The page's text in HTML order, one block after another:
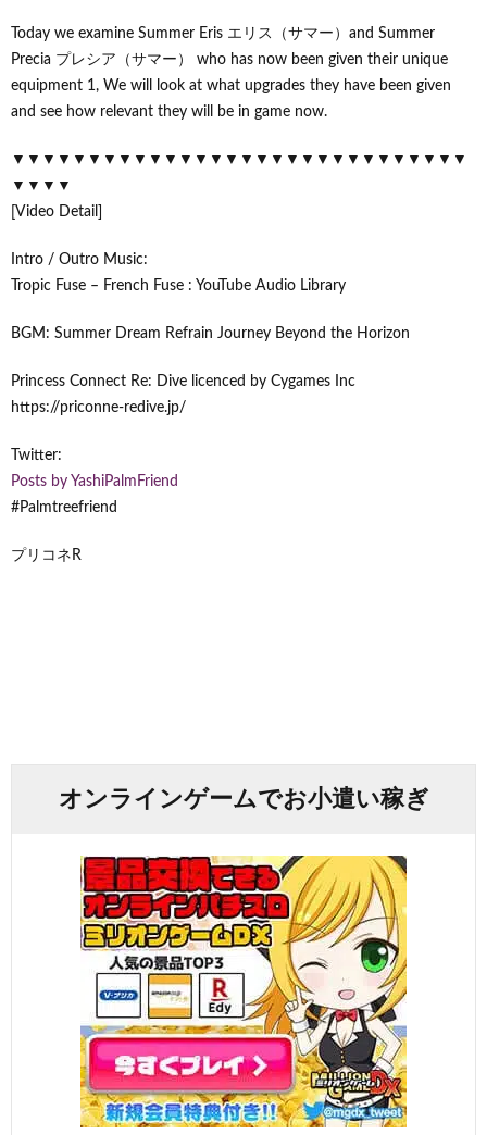
Today we examine Summer Eris エリス（サマー）and Summer
Precia プレシア（サマー） who has now been given their unique
equipment 1, We will look at what upgrades they have been given
and see how relevant they will be in game now.
▼▼▼▼▼▼▼▼▼▼▼▼▼▼▼▼▼▼▼▼▼▼▼▼▼▼▼▼▼▼
▼▼▼▼
[Video Detail]
Intro / Outro Music:
Tropic Fuse – French Fuse : YouTube Audio Library
BGM: Summer Dream Refrain Journey Beyond the Horizon
Princess Connect Re: Dive licenced by Cygames Inc
https://priconne-redive.jp/
Twitter:
Posts by YashiPalmFriend
#Palmtreefriend
プリコネR
オンラインゲームでお小遣い稼ぎ